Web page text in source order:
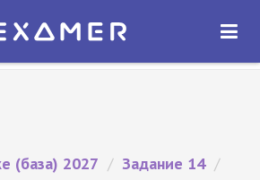
ЕГЭ 2027
ОТКРЫТЬ
(база) 2027 / Задание 14 /